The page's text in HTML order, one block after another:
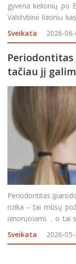
gyvena kelionių po
Valstybinė ligonių
su pasu ar asmens
svarbų dokumentą –
Sveikata 2026-
tačiau jį
Periodontitas
rizika – tai mūsų
ignoruojami, , o tai
netekimas –
periodontitas. Gera
Sveikata 2026-